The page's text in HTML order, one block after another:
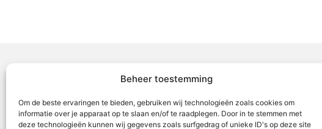
Beheer toestemming
Om de beste ervaringen te bieden, gebruiken wij technologieën zoals cookies om
informatie over je apparaat op te slaan en/of te raadplegen. Door in te stemmen met
deze technologieën kunnen wij gegevens zoals surfgedrag of unieke ID's op deze site
Voor Midden-
ML5 (Roermond –